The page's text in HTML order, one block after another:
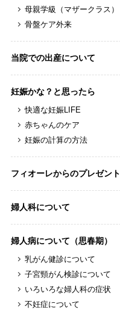
母親学級（マザークラス）
骨盤ケア外来
当院での出産について
妊娠かな？と思ったら
快適な妊娠LIFE
赤ちゃんのケア
妊娠の計算の方法
フィオーレからのプレゼント
婦人科について
婦人病について（思春期）
乳がん健診について
子宮頸がん検診について
いろいろな婦人科の症状
不妊症について